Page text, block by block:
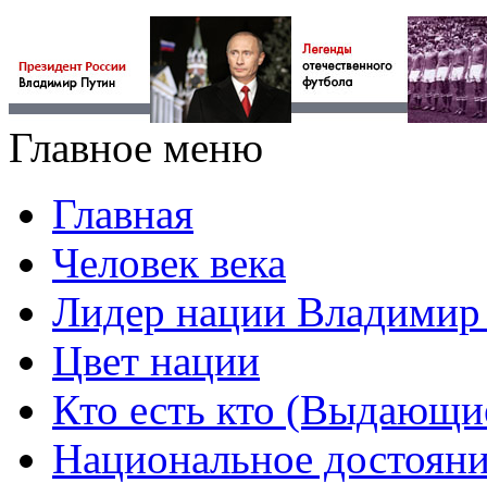
Главное меню
Главная
Человек века
Лидер нации
Цвет нации
Кто есть кто
Национальное